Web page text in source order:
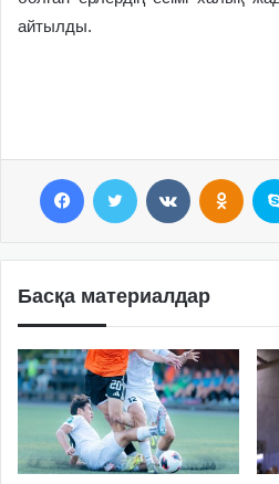
айтылды.
Басқа материалдар